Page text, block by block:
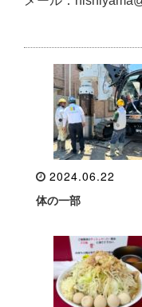
2024.06.22
体の一部